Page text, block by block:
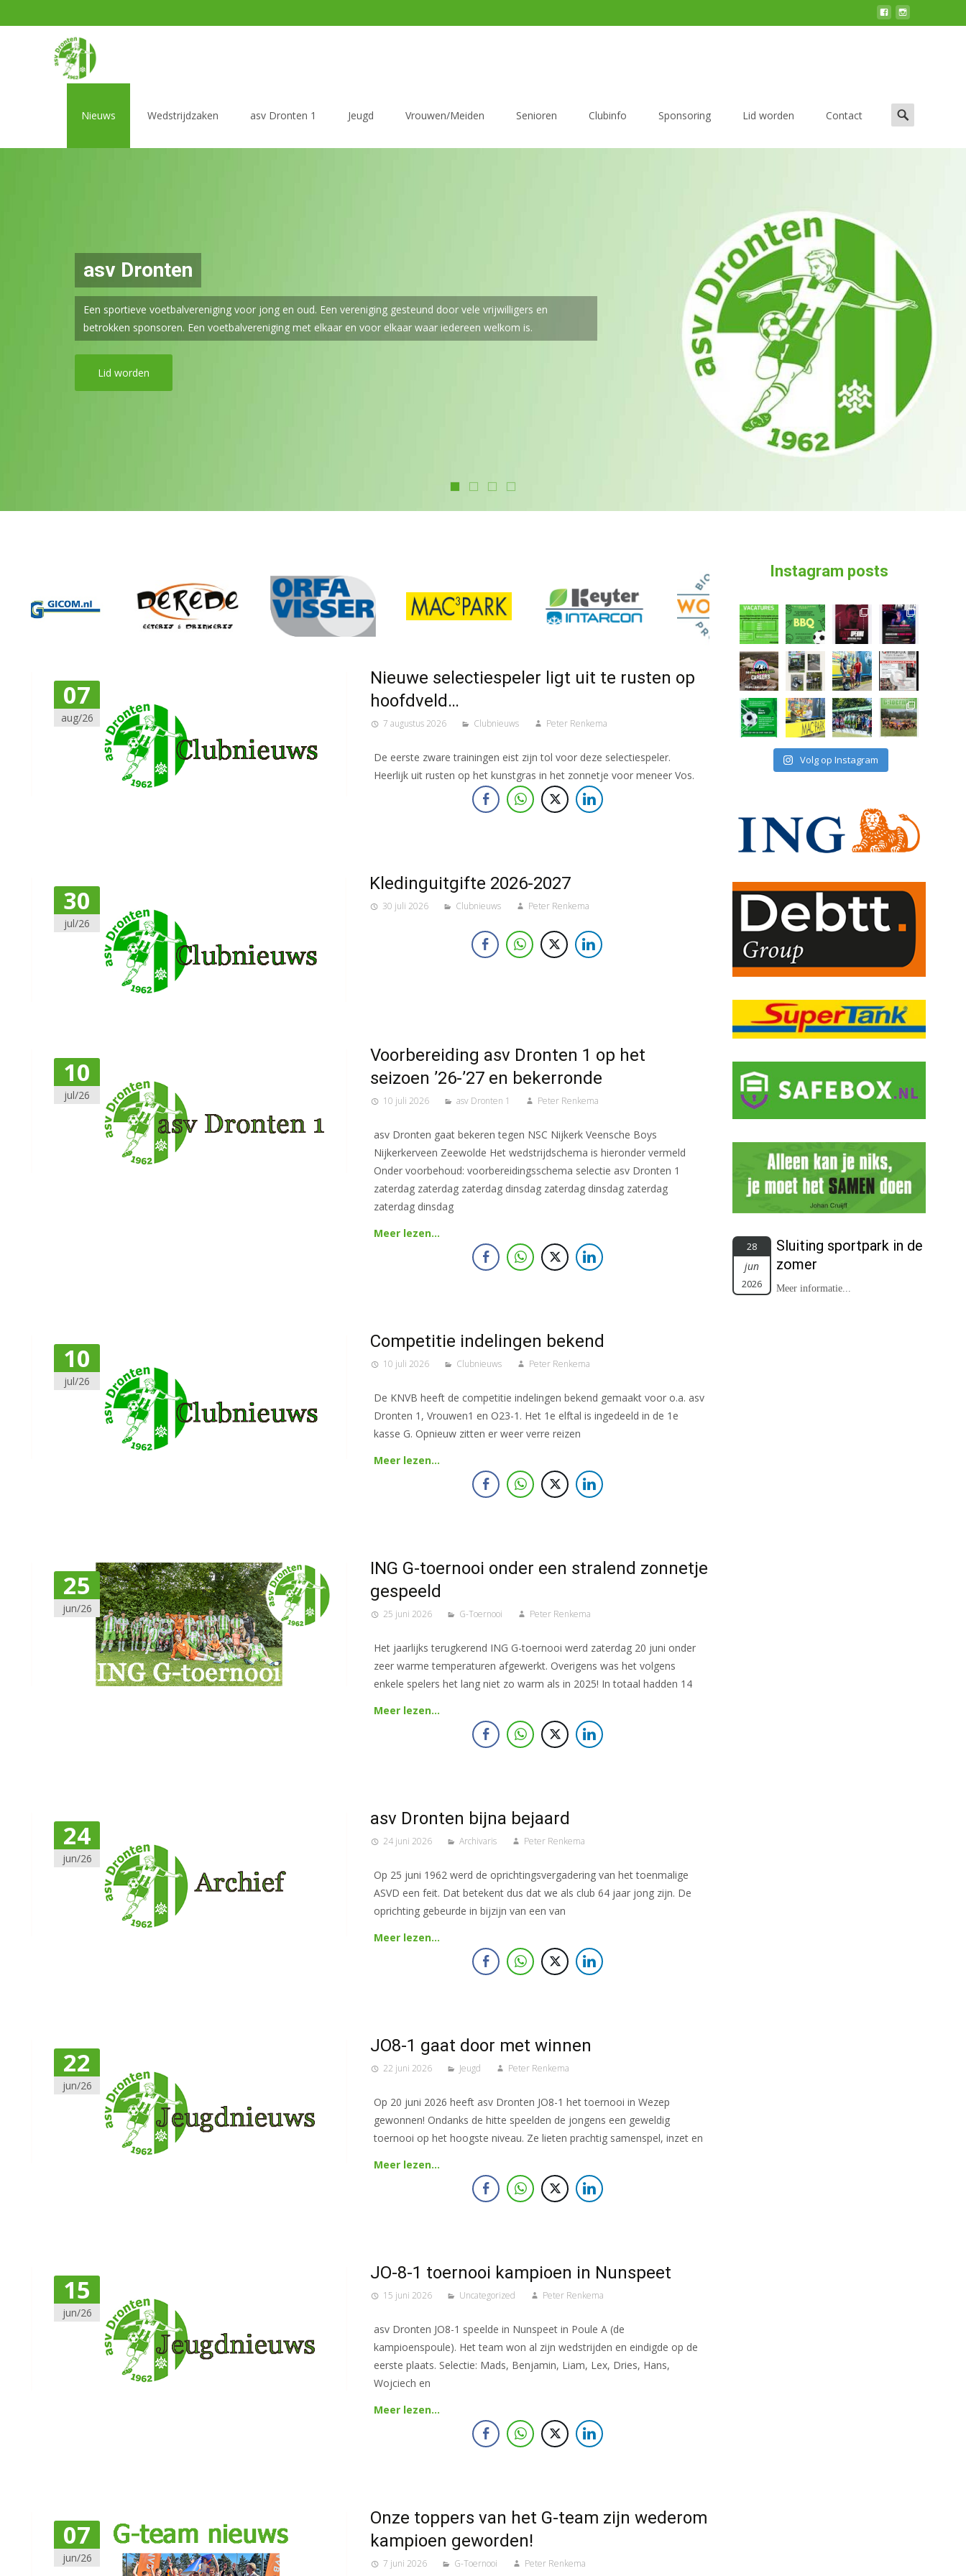
Nieuws
Wedstrijdzaken asv Dronten 1 Jeugd Vrouwen/Meiden Senioren Clubinfo Sponsoring Lid worden Contact
Zoek
naar:
asv Dronten 1 seizoen 2025 – 2026
07
aug/26
Nieuwe selectiespeler ligt uit te rusten op
hoofdveld…
7 augustus 2026 Clubnieuws Peter Renkema
De eerste zware trainingen eist zijn tol voor deze selectiespeler.
Heerlijk uit rusten op het kunstgras in het zonnetje voor meneer Vos.
30
jul/26
Kledinguitgifte 2026-2027
30 juli 2026 Clubnieuws Peter Renkema
10
jul/26
Voorbereiding asv Dronten 1 op het
seizoen ’26-’27 en bekerronde
10 juli 2026 asv Dronten 1 Peter Renkema
asv Dronten gaat bekeren tegen NSC Nijkerk Veensche Boys
Nijkerkerveen Zeewolde Het wedstrijdschema is hieronder vermeld
Onder voorbehoud: voorbereidingsschema selectie asv Dronten 1
zaterdag zaterdag zaterdag dinsdag zaterdag dinsdag zaterdag
zaterdag dinsdag
Meer lezen…
10
jul/26
Competitie indelingen bekend
10 juli 2026 Clubnieuws Peter Renkema
De KNVB heeft de competitie indelingen bekend gemaakt voor o.a. asv
Dronten 1, Vrouwen1 en O23-1. Het 1e elftal is ingedeeld in de 1e
kasse G. Opnieuw zitten er weer verre reizen
Meer lezen…
25
jun/26
ING G-toernooi onder een stralend zonnetje
gespeeld
25 juni 2026 G-Toernooi Peter Renkema
Het jaarlijks terugkerend ING G-toernooi werd zaterdag 20 juni onder
zeer warme temperaturen afgewerkt. Overigens was het volgens
enkele spelers het lang niet zo warm als in 2025! In totaal hadden 14
Meer lezen…
24
jun/26
asv Dronten bijna bejaard
24 juni 2026 Archivaris Peter Renkema
Op 25 juni 1962 werd de oprichtingsvergadering van het toenmalige
ASVD een feit. Dat betekent dus dat we als club 64 jaar jong zijn. De
oprichting gebeurde in bijzijn van een van
Meer lezen…
22
jun/26
JO8-1 gaat door met winnen
22 juni 2026 Jeugd Peter Renkema
Op 20 juni 2026 heeft asv Dronten JO8-1 het toernooi in Wezep
gewonnen! Ondanks de hitte speelden de jongens een geweldig
toernooi op het hoogste niveau. Ze lieten prachtig samenspel, inzet en
Meer lezen…
15
jun/26
JO-8-1 toernooi kampioen in Nunspeet
15 juni 2026 Uncategorized Peter Renkema
asv Dronten JO8-1 speelde in Nunspeet in Poule A (de
kampioenspoule). Het team won al zijn wedstrijden en eindigde op de
eerste plaats. Selectie: Mads, Benjamin, Liam, Lex, Dries, Hans,
Wojciech en
Meer lezen…
07
jun/26
Onze toppers van het G-team zijn wederom
kampioen geworden!
7 juni 2026 G-Toernooi Peter Renkema
Instagram posts
Volg op Instagram
28
jun
2026
Sluiting sportpark in de
zomer
Meer informatie...